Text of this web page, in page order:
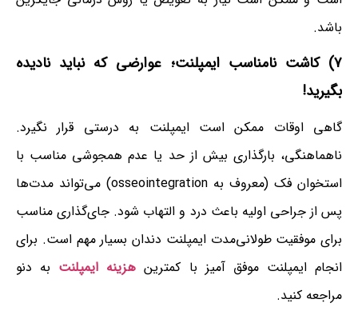
باشد.
۷) کاشت نامناسب ایمپلنت؛ عوارضی که نباید نادیده
بگیرید!
گاهی اوقات ممکن است ایمپلنت به درستی قرار نگیرد.
ناهماهنگی، بارگذاری بیش از حد یا عدم همجوشی مناسب با
استخوان فک (معروف به osseointegration) می‌تواند مدت‌ها
پس از جراحی اولیه باعث درد و التهاب شود. جای‌گذاری مناسب
برای موفقیت طولانی‌مدت ایمپلنت دندان بسیار مهم است. برای
انجام ایمپلنت موفق آمیز با کمترین هزینه ایمپلنت به دنو
مراجعه کنید.